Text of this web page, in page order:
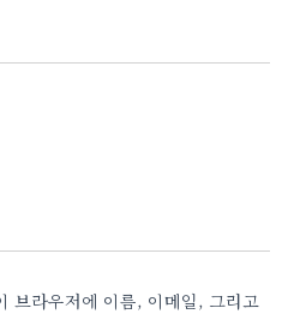
브라우저에 이름, 이메일, 그리고